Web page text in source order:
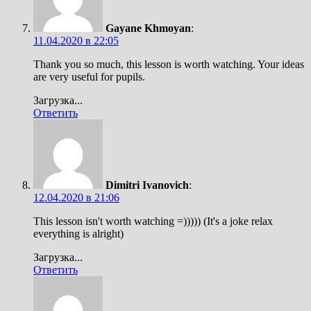
Gayane Khmoyan:
11.04.2020 в 22:05
Thank you so much, this lesson is worth watching. Your ideas
are very useful for pupils.
Загрузка...
Ответить
Dimitri Ivanovich:
12.04.2020 в 21:06
This lesson isn't worth watching =))))) (It's a joke relax
everything is alright)
Загрузка...
Ответить